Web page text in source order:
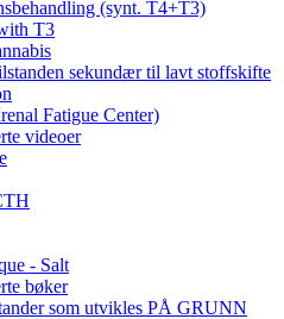
(synt. T4+T3)
T3
sekundær til lavt stoffskifte
Fatigue Center)
videoer
- Salt
bøker
som utvikles PÅ GRUNN